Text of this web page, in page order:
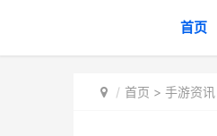
首页
首页 > 手游资讯